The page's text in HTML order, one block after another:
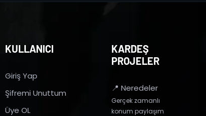
KULLANICI
Giriş Yap
Şifremi Unuttum
Üye OL
KARDEŞ
PROJELER
📍 Neredeler
Gerçek zamanlı
konum paylaşım